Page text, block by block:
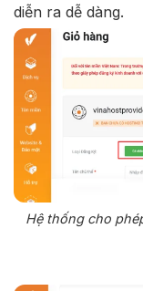
diễn ra dễ dàng.
Hệ thống cho